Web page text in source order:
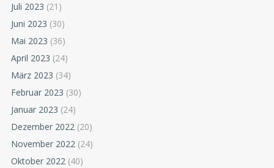
Juli 2023 (21)
Juni 2023 (30)
Mai 2023 (36)
April 2023 (24)
März 2023 (34)
Februar 2023 (30)
Januar 2023 (24)
Dezember 2022 (20)
November 2022 (24)
Oktober 2022 (40)